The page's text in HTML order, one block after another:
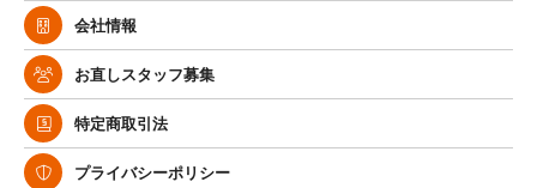
会社情報
お直しスタッフ募集
特定商取引法
プライバシーポリシー